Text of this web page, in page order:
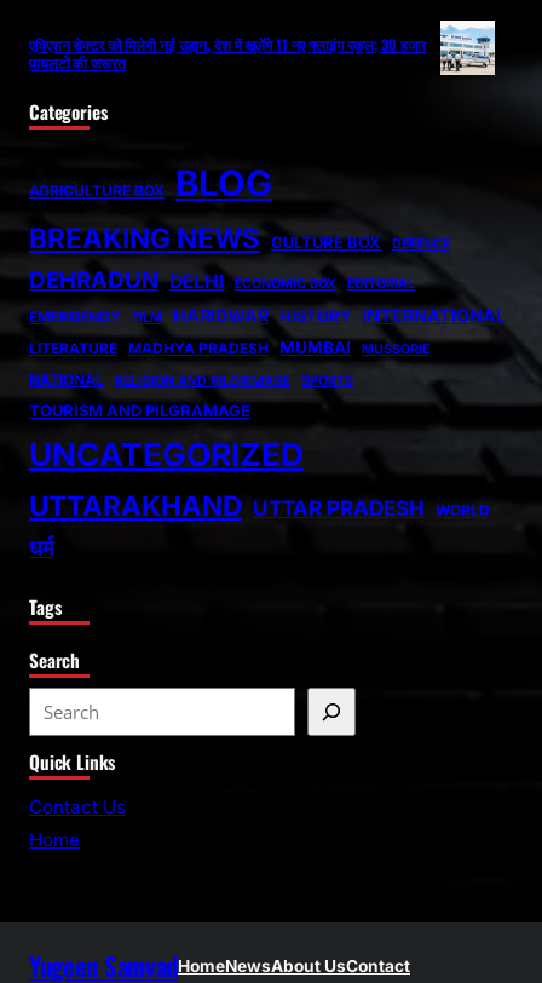
एविएशन सेक्टर को मिलेगी नई उड़ान, देश में खुलेंगे 11 नए फ्लाइंग स्कूल; 30 हजार
पायलटों की जरूरत
Categories
AGRICULTURE BOX BLOG
BREAKING NEWS CULTURE BOX DEFENCE
DEHRADUN DELHI ECONOMIC BOX EDITORIAL
EMERGENCY FILM HARIDWAR HISTORY INTERNATIONAL
LITERATURE MADHYA PRADESH MUMBAI MUSSORIE
NATIONAL RELIGION AND PILGRIMAGE SPORTS
TOURISM AND PILGRAMAGE
UNCATEGORIZED
UTTARAKHAND UTTAR PRADESH WORLD
धर्म
Tags
Search
e
a
r
Quick Links
Contact Us
Home
Yugeen SamvadHomeNewsAbout UsContact